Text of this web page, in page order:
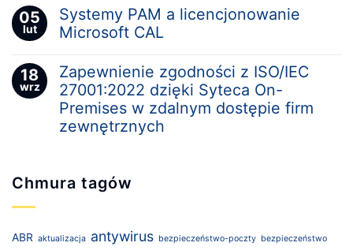
05
lut
Systemy PAM a licencjonowanie
Microsoft CAL
18
wrz
Zapewnienie zgodności z ISO/IEC
27001:2022 dzięki Syteca On-
Premises w zdalnym dostępie firm
zewnętrznych
Chmura tagów
ABR aktualizacja antywirus bezpieczeństwo-poczty bezpieczeństwo